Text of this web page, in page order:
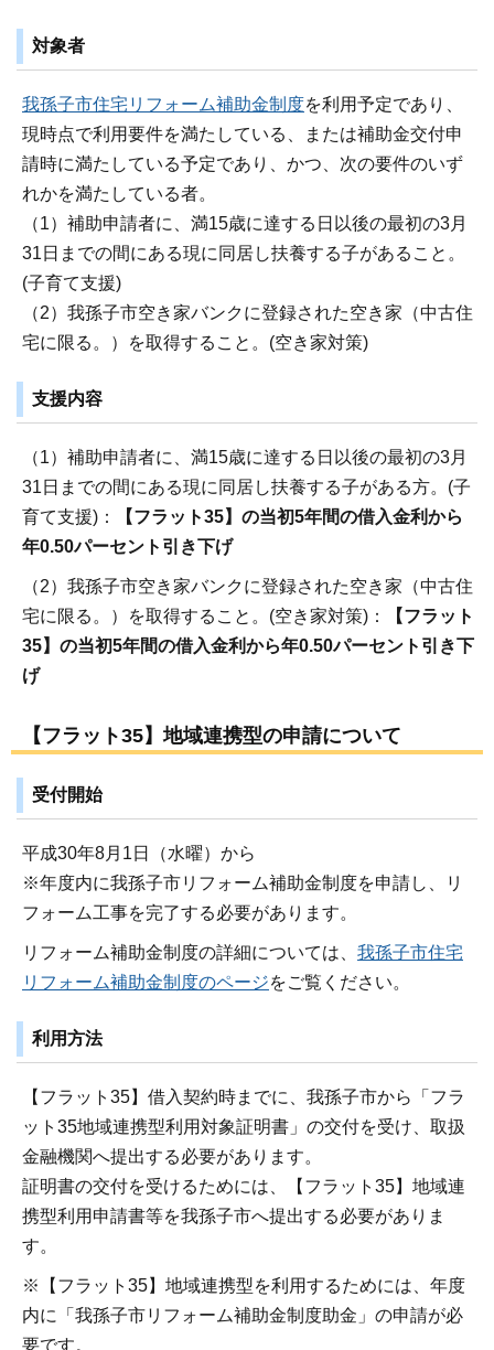
対象者
我孫子市住宅リフォーム補助金制度を利用予定であり、
現時点で利用要件を満たしている、または補助金交付申
請時に満たしている予定であり、かつ、次の要件のいず
れかを満たしている者。
（1）補助申請者に、満15歳に達する日以後の最初の3月
31日までの間にある現に同居し扶養する子があること。
(子育て支援)
（2）我孫子市空き家バンクに登録された空き家（中古住
宅に限る。）を取得すること。(空き家対策)
支援内容
（1）補助申請者に、満15歳に達する日以後の最初の3月
31日までの間にある現に同居し扶養する子がある方。(子
育て支援)：
【フラット35】の当初5年間の借入金利から
年0.50パーセント引き下げ
（2）我孫子市空き家バンクに登録された空き家（中古住
宅に限る。）を取得すること。(空き家対策)：
【フラット
35】の当初5年間の借入金利から年0.50パーセント引き下
げ
【フラット35】地域連携型の申請について
受付開始
平成30年8月1日（水曜）から
※年度内に我孫子市リフォーム補助金制度を申請し、リ
フォーム工事を完了する必要があります。
リフォーム補助金制度の詳細については、 我孫子市住宅
リフォーム補助金制度のページをご覧ください。
利用方法
【フラット35】借入契約時までに、我孫子市から「フラ
ット35地域連携型利用対象証明書」の交付を受け、取扱
金融機関へ提出する必要があります。
証明書の交付を受けるためには、【フラット35】地域連
携型利用申請書等を我孫子市へ提出する必要がありま
す。
※【フラット35】地域連携型を利用するためには、年度
内に「我孫子市リフォーム補助金制度助金」の申請が必
要です。